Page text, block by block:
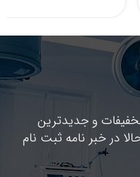
و جدیدترین
در خبر نامه ثبت نام